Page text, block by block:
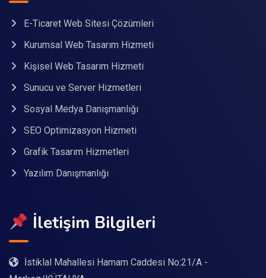
E-Ticaret Web Sitesi Çözümleri
Kurumsal Web Tasarım Hizmeti
Kişisel Web Tasarım Hizmeti
Sunucu ve Server Hizmetleri
Sosyal Medya Danışmanlığı
SEO Optimizasyon Hizmeti
Grafik Tasarım Hizmetleri
Yazılım Danışmanlığı
İletişim Bilgileri
İstiklal Mahallesi Hamam Caddesi No:21/A -